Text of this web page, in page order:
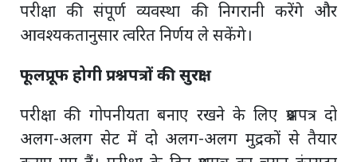
परीक्षा की संपूर्ण व्यवस्था की निगरानी करेंगे और
आवश्यकतानुसार त्वरित निर्णय ले सकेंगे।
फूलप्रूफ होगी प्रश्नपत्रों की सुरक्षा
परीक्षा की गोपनीयता बनाए रखने के लिए प्रश्नपत्र दो
अलग-अलग सेट में दो अलग-अलग मुद्रकों से तैयार